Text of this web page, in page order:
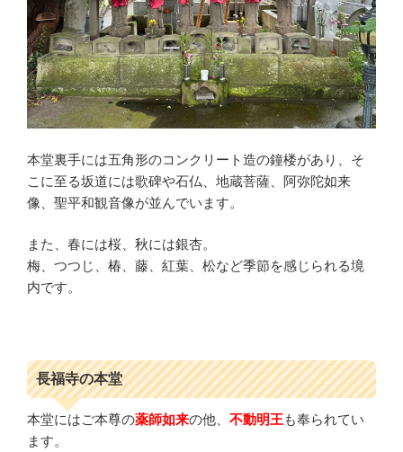
本堂裏手には五角形のコンクリート造の鐘楼があり、そ
こに至る坂道には歌碑や石仏、地蔵菩薩、阿弥陀如来
像、聖平和観音像が並んでいます。
また、春には桜、秋には銀杏。
梅、つつじ、椿、藤、紅葉、松など季節を感じられる境
内です。
長福寺の本堂
本堂にはご本尊の薬師如来の他、 不動明王も奉られてい
ます。